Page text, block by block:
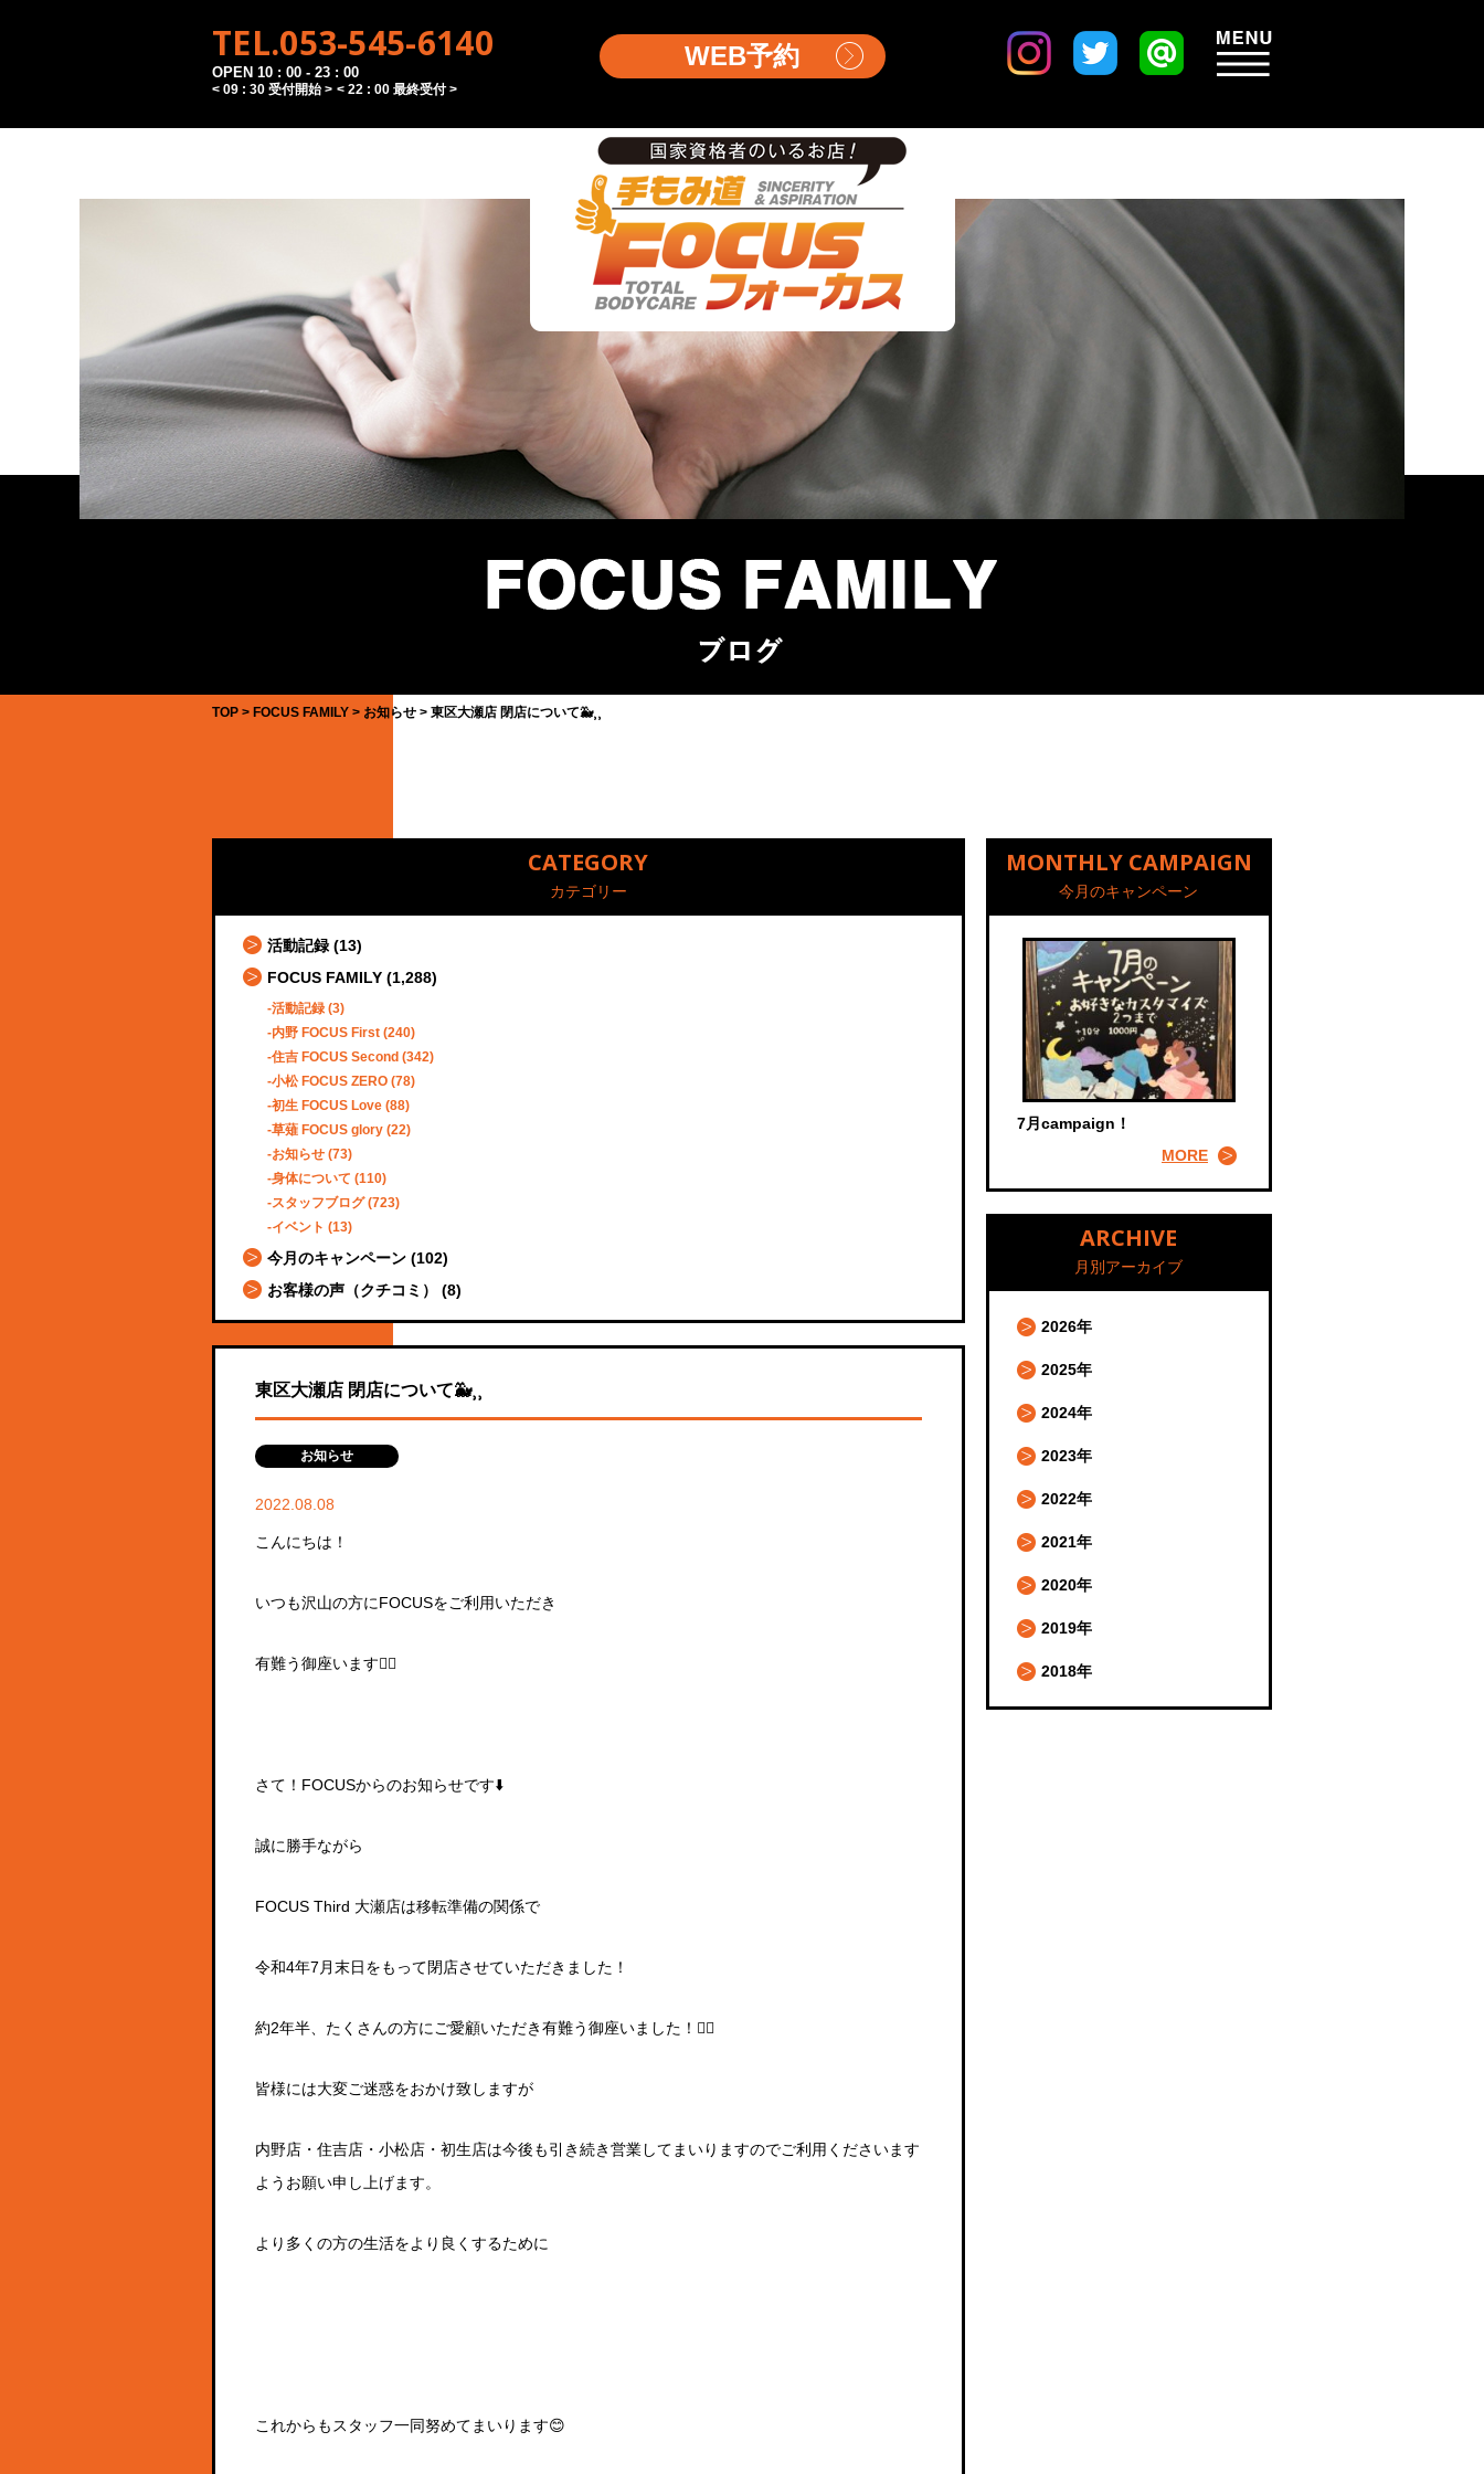
TEL.053-545-6140
OPEN 10 : 00 - 23 : 00
< 09 : 30 受付開始 > < 22 : 00 最終受付 >
WEB予約
TOP FOCUS FAMILY お知らせ 東区大瀬店 閉店について🐳⸒⸒
CATEGORY
カテゴリー
活動記録 (13)
FOCUS FAMILY (1,288)
活動記録 (3)
内野 FOCUS First (240)
住吉 FOCUS Second (342)
小松 FOCUS ZERO (78)
初生 FOCUS Love (88)
草薙 FOCUS glory (22)
お知らせ (73)
身体について (110)
スタッフブログ(723)
イベント (13)
今月のキャンペーン (102)
お客様の声（クチコミ）
(8)
東区大瀬店 閉店について🐳⸒⸒
お知らせ
2022.08.08
こんにちは！
いつも沢山の方にFOCUSをご利用いただき
有難う御座います🙇‍♀️
さて！FOCUSからのお知らせです⬇️
誠に勝手ながら
FOCUS Third 大瀬店は移転準備の関係で
令和4年7 月末日をもって閉店させていただきました！
約2年半、たくさんの方にご愛顧いただき有難う御座いました！ 🙇‍♀️
皆様には大変ご迷惑をおかけ致しますが
内野店・住吉店・小松店・初生店は今後も引き続き営業してまいりますのでご利用くださいます
ようお願い申し上げます。
より多くの方の生活をより良くするために
これからもスタッフ一同努めてまいります😊
MONTHLY CAMPAIGN
今月のキャンペーン
7月campaign！
MORE
ARCHIVE
月別アーカイブ
2026年
2025年
2024年
2023年
2022年
2021年
2020年
2019年
2018年